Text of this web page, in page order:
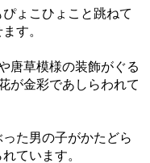
ょこひょこと跳ねて
す。
唐草模様の装飾がぐる
が金彩であしらわれて
た男の子がかたどら
ています。